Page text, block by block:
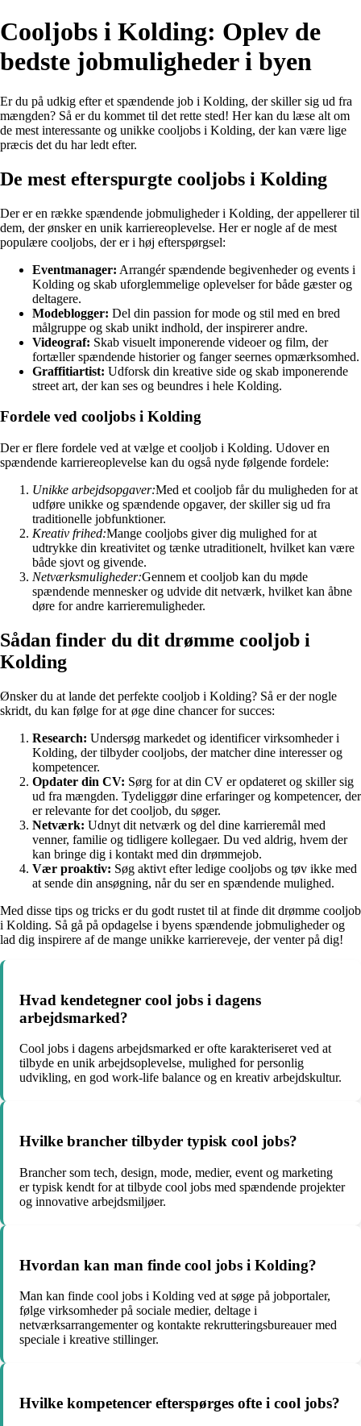
Cooljobs i Kolding: Oplev de
bedste jobmuligheder i byen
Er du på udkig efter et spændende job i Kolding, der skiller sig ud fra
mængden? Så er du kommet til det rette sted! Her kan du læse alt om
de mest interessante og unikke cooljobs i Kolding, der kan være lige
præcis det du har ledt efter.
De mest efterspurgte cooljobs i Kolding
Der er en række spændende jobmuligheder i Kolding, der appellerer til
dem, der ønsker en unik karriereoplevelse. Her er nogle af de mest
populære cooljobs, der er i høj efterspørgsel:
Eventmanager: Arrangér spændende begivenheder og events i
Kolding og skab uforglemmelige oplevelser for både gæster og
deltagere.
Modeblogger: Del din passion for mode og stil med en bred
målgruppe og skab unikt indhold, der inspirerer andre.
Videograf: Skab visuelt imponerende videoer og film, der
fortæller spændende historier og fanger seernes opmærksomhed.
Graffitiartist: Udforsk din kreative side og skab imponerende
street art, der kan ses og beundres i hele Kolding.
Fordele ved cooljobs i Kolding
Der er flere fordele ved at vælge et cooljob i Kolding. Udover en
spændende karriereoplevelse kan du også nyde følgende fordele:
Unikke arbejdsopgaver:Med et cooljob får du muligheden for at
udføre unikke og spændende opgaver, der skiller sig ud fra
traditionelle jobfunktioner.
Kreativ frihed:Mange cooljobs giver dig mulighed for at
udtrykke din kreativitet og tænke utraditionelt, hvilket kan være
både sjovt og givende.
Netværksmuligheder:Gennem et cooljob kan du møde
spændende mennesker og udvide dit netværk, hvilket kan åbne
døre for andre karrieremuligheder.
Sådan finder du dit drømme cooljob i
Kolding
Ønsker du at lande det perfekte cooljob i Kolding? Så er der nogle
skridt, du kan følge for at øge dine chancer for succes:
Research: Undersøg markedet og identificer virksomheder i
Kolding, der tilbyder cooljobs, der matcher dine interesser og
kompetencer.
Opdater din CV: Sørg for at din CV er opdateret og skiller sig
ud fra mængden. Tydeliggør dine erfaringer og kompetencer, der
er relevante for det cooljob, du søger.
Netværk: Udnyt dit netværk og del dine karrieremål med
venner, familie og tidligere kollegaer. Du ved aldrig, hvem der
kan bringe dig i kontakt med din drømmejob.
Vær proaktiv: Søg aktivt efter ledige cooljobs og tøv ikke med
at sende din ansøgning, når du ser en spændende mulighed.
Med disse tips og tricks er du godt rustet til at finde dit drømme cooljob
i Kolding. Så gå på opdagelse i byens spændende jobmuligheder og
lad dig inspirere af de mange unikke karriereveje, der venter på dig!
Hvad kendetegner cool jobs i dagens
arbejdsmarked?
Cool jobs i dagens arbejdsmarked er ofte karakteriseret ved at
tilbyde en unik arbejdsoplevelse, mulighed for personlig
udvikling, en god work-life balance og en kreativ arbejdskultur.
Hvilke brancher tilbyder typisk cool jobs?
Brancher som tech, design, mode, medier, event og marketing
er typisk kendt for at tilbyde cool jobs med spændende projekter
og innovative arbejdsmiljøer.
Hvordan kan man finde cool jobs i Kolding?
Man kan finde cool jobs i Kolding ved at søge på jobportaler,
følge virksomheder på sociale medier, deltage i
netværksarrangementer og kontakte rekrutteringsbureauer med
speciale i kreative stillinger.
Hvilke kompetencer efterspørges ofte i cool jobs?